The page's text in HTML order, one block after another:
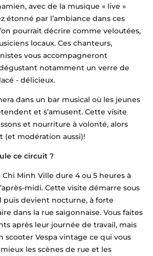
avec de la musique « live »
étonné par l’ambiance dans ces
pourrait décrire comme veloutées,
locaux. Ces chanteurs,
vous accompagneront
notamment un verre de
- délicieux.
dans un bar musical où les jeunes
et s’amusent. Cette visite
et nourriture à volonté, alors
(et modération aussi)!
ce circuit ?
Chi Minh Ville dure 4 ou 5 heures à
midi. Cette visite démarre sous
puis devient nocturne, à forte
dans la rue saïgonnaise. Vous faites
après leur journée de travail, mais
scooter Vespa vintage ce qui vous
les scènes de rue et les